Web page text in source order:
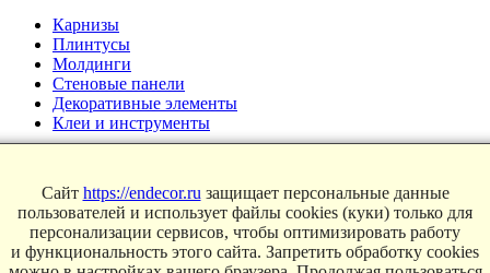
Карнизы
Плинтусы
Молдинги
Стеновые панели
Декоративные элементы
Клеи и инструменты
Интерьеры
Блог
Магазин
Сайт https://endecor.ru защищает персональные данные
пользователей и использует файлы cookies (куки) только для
персонализации сервисов, чтобы оптимизировать работу
и функциональность этого сайта. Запретить обработку cookies